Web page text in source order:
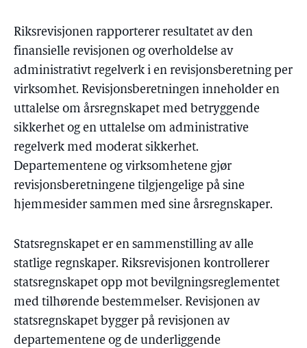
Riksrevisjonen rapporterer resultatet av den
finansielle revisjonen og overholdelse av
administrativt regelverk i en revisjonsberetning per
virksomhet. Revisjonsberetningen inneholder en
uttalelse om årsregnskapet med betryggende
sikkerhet og en uttalelse om administrative
regelverk med moderat sikkerhet.
Departementene og virksomhetene gjør
revisjonsberetningene tilgjengelige på sine
hjemmesider sammen med sine årsregnskaper.
Statsregnskapet er en sammenstilling av alle
statlige regnskaper. Riksrevisjonen kontrollerer
statsregnskapet opp mot bevilgningsreglementet
med tilhørende bestemmelser. Revisjonen av
statsregnskapet bygger på revisjonen av
departementene og de underliggende